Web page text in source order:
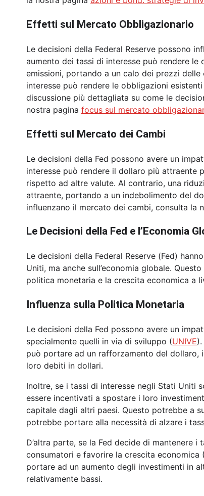
Effetti sul Mercato Obbligazionario
Le decisioni della Federal Reserve possono
aumento dei tassi di interesse può rendere
emissioni, portando a un calo dei prezzi
interesse può rendere le obbligazioni
discussione più dettagliata su come le
nostra pagina focus sul mercato
Effetti sul Mercato dei Cambi
Le decisioni della Fed possono avere un
interesse può rendere il dollaro più
rispetto ad altre valute. Al contrario, una
attraente, portando a un indebolimento del
influenzano il mercato dei cambi, consulta la
Le Decisioni della Fed e l’Economia
Le decisioni della Federal Reserve (Fed)
Uniti, ma anche sull’economia globale.
politica monetaria e la crescita economica a
Influenza sulla Politica Monetaria
Le decisioni della Fed possono avere un
specialmente quelli in via di sviluppo (UNIVE
può portare ad un rafforzamento del dollaro,
loro debiti in dollari.
Inoltre, se i tassi di interesse negli Stati
essere incentivati a spostare i loro
capitale dagli altri paesi. Questo potrebbe a
potrebbe portare alla necessità di alzare i
D’altra parte, se la Fed decide di mantenere
consumatori e favorire la crescita economica (
portare ad un aumento degli investimenti in
relativamente bassi.